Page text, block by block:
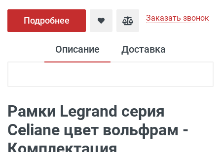
Подробнее Заказать звонок
Описание Доставка
подъезда)
Доставка г. Калуга 100 рублей (самовывоз
из офиса)
Рамки Legrand серия
Celiane цвет вольфрам -